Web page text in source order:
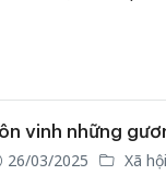
vinh những
26/03/2025 Xã hội